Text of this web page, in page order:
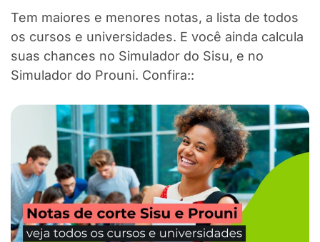
Tem maiores e menores notas, a lista de todos
os cursos e universidades. E você ainda calcula
suas chances no Simulador do Sisu, e no
Simulador do Prouni. Confira::